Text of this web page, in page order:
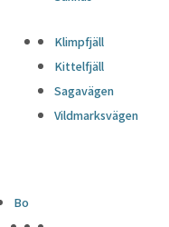
Klimpfjäll
Kittelfjäll
Sagavägen
Vildmarksvägen
Bo